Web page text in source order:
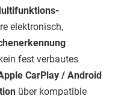
elektronisch,
fest verbautes
CarPlay / Android
über kompatible